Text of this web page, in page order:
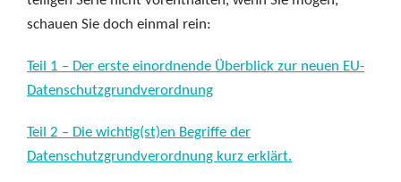
schauen Sie doch einmal rein:
Teil 1 – Der erste einordnende Überblick zur neuen EU-
Datenschutzgrundverordnung
Teil 2 – Die wichtig(st)en Begriffe der
Datenschutzgrundverordnung kurz erklärt.